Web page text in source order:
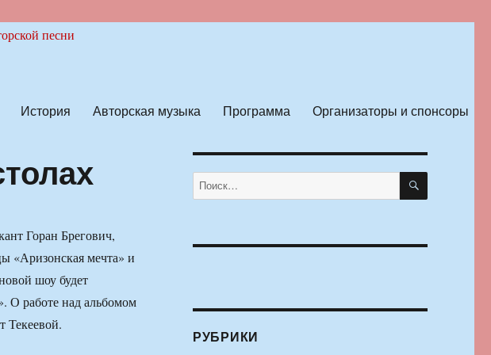
История Авторская музыка Программа Организаторы и спонсоры
Горан Брегович,
«Аризонская мечта» и
шоу будет
О работе над альбомом
Текеевой.
Искать: ПОИСК
РУБРИКИ